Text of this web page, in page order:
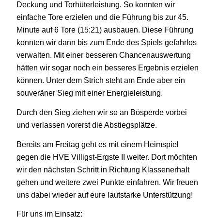
Deckung und Torhüterleistung. So konnten wir
einfache Tore erzielen und die Führung bis zur 45.
Minute auf 6 Tore (15:21) ausbauen. Diese Führung
konnten wir dann bis zum Ende des Spiels gefahrlos
verwalten. Mit einer besseren Chancenauswertung
hätten wir sogar noch ein besseres Ergebnis erzielen
können. Unter dem Strich steht am Ende aber ein
souveräner Sieg mit einer Energieleistung.
Durch den Sieg ziehen wir so an Bösperde vorbei
und verlassen vorerst die Abstiegsplätze.
Bereits am Freitag geht es mit einem Heimspiel
gegen die HVE Villigst-Ergste II weiter. Dort möchten
wir den nächsten Schritt in Richtung Klassenerhalt
gehen und weitere zwei Punkte einfahren. Wir freuen
uns dabei wieder auf eure lautstarke Unterstützung!
Für uns im Einsatz: